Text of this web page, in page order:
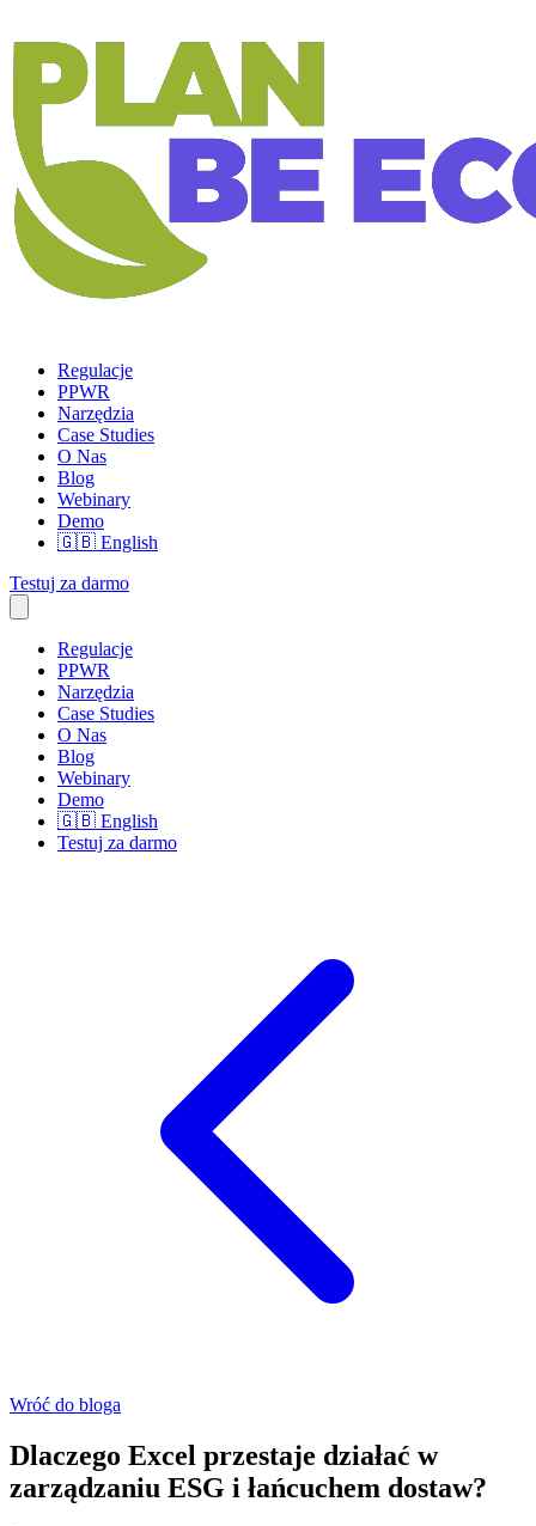
Regulacje
PPWR
Narzędzia
Case Studies
O Nas
Blog
Webinary
Demo
🇬🇧 English
Testuj za darmo
Regulacje
PPWR
Narzędzia
Case Studies
O Nas
Blog
Webinary
Demo
🇬🇧 English
Testuj za darmo
Wróć do bloga
Dlaczego Excel przestaje działać w
zarządzaniu ESG i łańcuchem dostaw?